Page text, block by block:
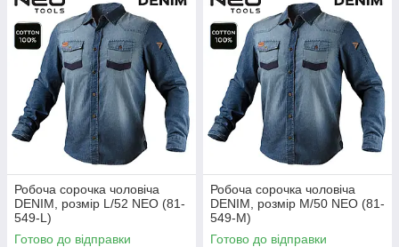
Робоча сорочка чоловіча
DENIM, розмір L/52 NEO (81-
549-L)
Готово до відправки
Робоча сорочка чоловіча
DENIM, розмір M/50 NEO (81-
549-M)
Готово до відправки